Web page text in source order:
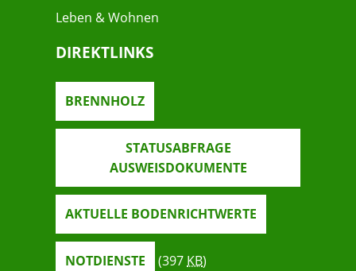
Leben & Wohnen
DIREKTLINKS
BRENNHOLZ
STATUSABFRAGE
AUSWEISDOKUMENTE
AKTUELLE BODENRICHTWERTE
NOTDIENSTE (397 KB)